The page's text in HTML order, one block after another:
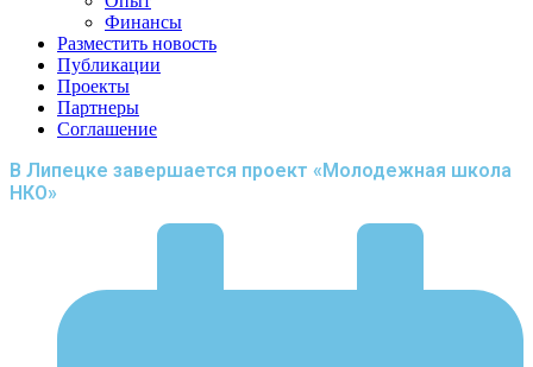
Финансы
Разместить новость
Публикации
Проекты
Партнеры
Соглашение
В Липецке завершается проект «Молодежная школа
НКО»